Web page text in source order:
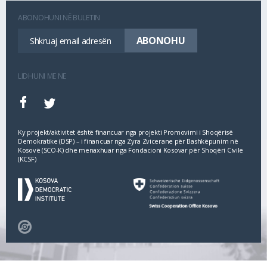
ABONOHUNI NË BULETIN
LIDHUNI ME NE
Ky projekt/aktivitet është financuar nga projekti Promovimi i Shoqërisë
Demokratike (DSP) – i financuar nga Zyra Zvicerane për Bashkëpunim në
Kosovë (SCO‐K) dhe menaxhuar nga Fondacioni Kosovar për Shoqëri Civile
(KCSF)